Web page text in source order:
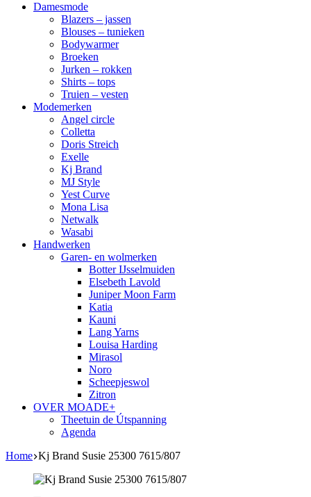
Damesmode
Blazers – jassen
Blouses – tunieken
Bodywarmer
Broeken
Jurken – rokken
Shirts – tops
Truien – vesten
Modemerken
Angel circle
Colletta
Doris Streich
Exelle
Kj Brand
MJ Style
Yest Curve
Mona Lisa
Netwalk
Wasabi
Handwerken
Garen- en wolmerken
Botter IJsselmuiden
Elsebeth Lavold
Juniper Moon Farm
Katia
Kauni
Lang Yarns
Louisa Harding
Mirasol
Noro
Scheepjeswol
Zitron
OVER MOADE+
Theetuin de Útspanning
Agenda
Home Kj Brand Susie 25300 7615/807